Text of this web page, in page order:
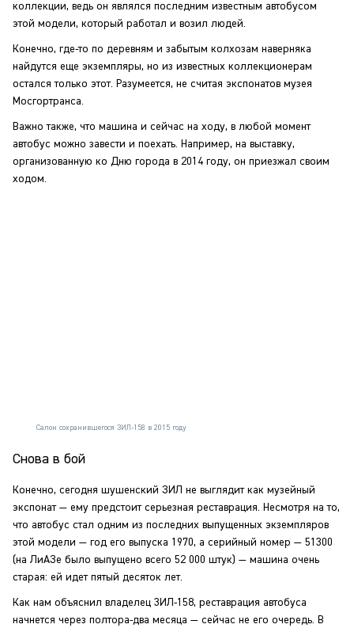
коллекции, ведь он являлся последним известным автобусом
этой модели, который работал и возил людей.
Конечно, где-то по деревням и забытым колхозам наверняка
найдутся еще экземпляры, но из известных коллекционерам
остался только этот. Разумеется, не считая экспонатов музея
Мосгортранса.
Важно также, что машина и сейчас на ходу, в любой момент
автобус можно завести и поехать. Например, на выставку,
организованную ко Дню города в 2014 году, он приезжал своим
ходом.
Салон сохранившегося ЗИЛ-158 в 2015 году
Снова в бой
Конечно, сегодня шушенский ЗИЛ не выглядит как музейный
экспонат — ему предстоит серьезная реставрация. Несмотря на то,
что автобус стал одним из последних выпущенных экземпляров
этой модели — год его выпуска 1970, а серийный номер — 51300
(на ЛиАЗе было выпущено всего 52 000 штук) — машина очень
старая: ей идет пятый десяток лет.
Как нам объяснил владелец 3ИЛ-158, реставрация автобуса
начнется через полтора-два месяца — сейчас не его очередь. В